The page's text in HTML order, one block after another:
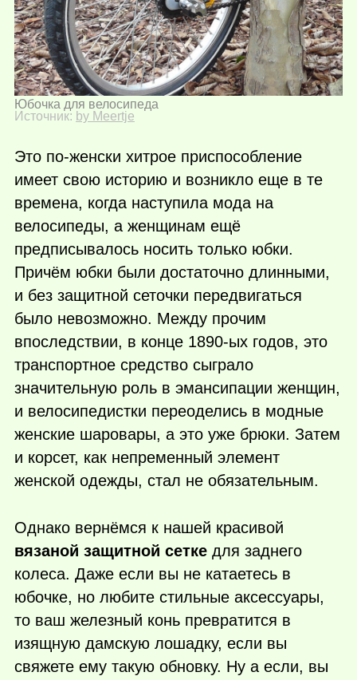
Юбочка для велосипеда
Источник: by Meertje
Это по-женски хитрое приспособление
имеет свою историю и возникло еще в те
времена, когда наступила мода на
велосипеды, а женщинам ещё
предписывалось носить только юбки.
Причём юбки были достаточно длинными,
и без защитной сеточки передвигаться
было невозможно. Между прочим
впоследствии, в конце 1890-ых годов, это
транспортное средство сыграло
значительную роль в эмансипации женщин,
и велосипедистки переоделись в модные
женские шаровары, а это уже брюки. Затем
и корсет, как непременный элемент
женской одежды, стал не обязательным.
Однако вернёмся к нашей красивой
вязаной защитной сетке для заднего
колеса. Даже если вы не катаетесь в
юбочке, но любите стильные аксессуары,
то ваш железный конь превратится в
изящную дамскую лошадку, если вы
свяжете ему такую обновку. Ну а если, вы